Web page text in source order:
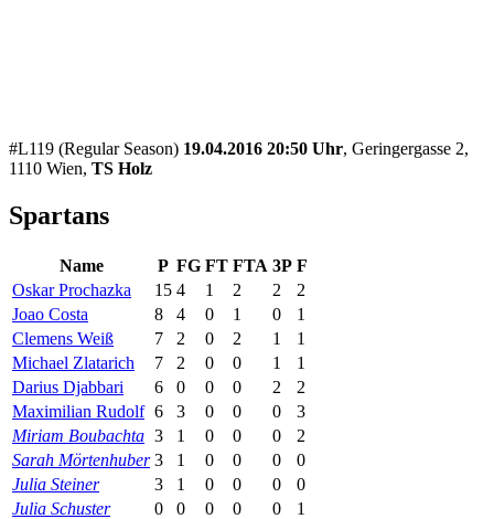
#L119 (Regular Season) 19.04.2016 20:50 Uhr, Geringergasse 2,
1110 Wien, TS Holz
Spartans
Name P FG FT FTA 3P F
Oskar Prochazka
15 4 1 2 2
2
Joao Costa
8 4 0 1 0
1
Clemens Weiß
7 2 0 2 1
1
Michael Zlatarich
7 2 0 0 1
1
Darius Djabbari
6 0 0 0 2
2
Maximilian Rudolf 6 3 0 0 0
3
Miriam Boubachta 3 1 0 0 0
2
Sarah Mörtenhuber 3 1 0 0 0
0
Julia Steiner
3 1 0 0 0
0
Julia Schuster
0 0 0 0 0 1